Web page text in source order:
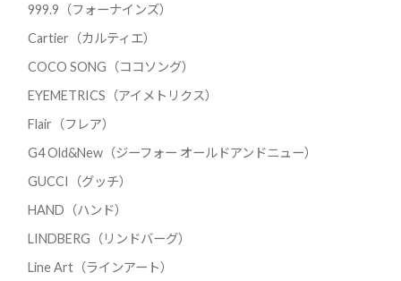
999.9（フォーナインズ）
Cartier（カルティエ）
COCO SONG（ココソング）
EYEMETRICS（アイメトリクス）
Flair（フレア）
G4 Old&New（ジーフォー オールドアンドニュー）
GUCCI（グッチ）
HAND（ハンド）
LINDBERG（リンドバーグ）
Line Art（ラインアート）